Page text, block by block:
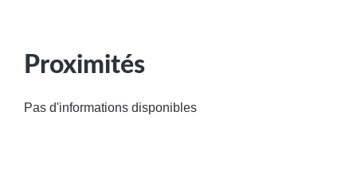
Proximités
Pas d'informations disponibles